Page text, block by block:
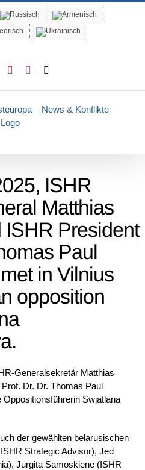
YouTubeInstagram
ISHR
Matthias
President
Paul
in Vilnius
opposition
Generalsekretär Matthias
Dr. Dr. Thomas Paul
Swjatlana
der gewählten belarusischen
Strategic Advisor), Jed
Jurgita Samoskiene (ISHR